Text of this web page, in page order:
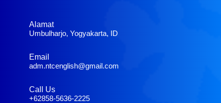
Alamat
Umbulharjo, Yogyakarta, ID
Email
adm.ntcenglish@gmail.com
Call Us
+62858-5636-2225